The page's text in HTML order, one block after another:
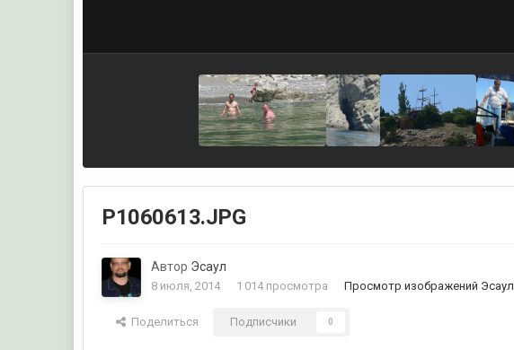
P1060613.JPG
Автор Эсаул
8 июля, 2014 1 014 просмотра Просмотр изображений Эсаул
Поделиться Подписчики 0